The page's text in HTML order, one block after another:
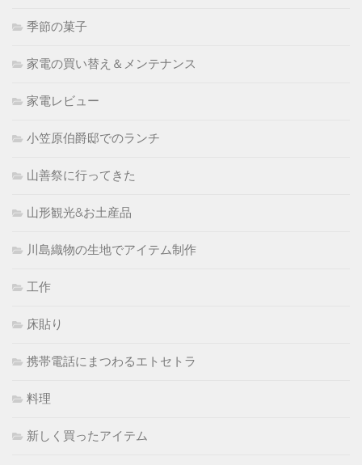
季節の菓子
家電の買い替え＆メンテナンス
家電レビュー
小笠原伯爵邸でのランチ
山善祭に行ってきた
山形観光&お土産品
川島織物の生地でアイテム制作
工作
床貼り
携帯電話にまつわるエトセトラ
料理
新しく買ったアイテム